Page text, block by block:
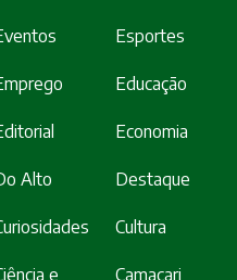
Esportes
Educação
Economia
Alto Destaque
Cultura
e Camaçari